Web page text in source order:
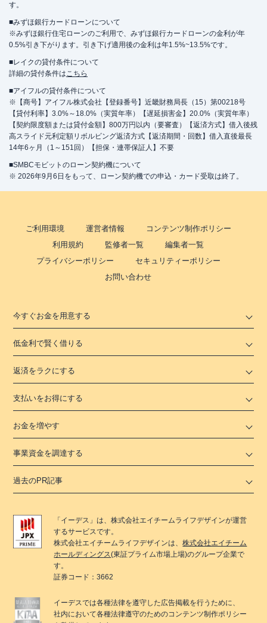
す。
■みずほ銀行カードローンについて
※みずほ銀行住宅ローンのご利用で、みずほ銀行カードローンの金利が年
0.5%引き下がります。引き下げ適用後の金利は年1.5%~13.5%です。
■レイクの貸付条件について
詳細の貸付条件はこちら
■アイフルの貸付条件について
※【商号】アイフル株式会社【登録番号】近畿財務局長（15）第00218号
【貸付利率】3.0%～18.0%（実質年率）【遅延損害金】20.0%（実質年率）
【契約限度額または貸付金額】800万円以内（要審査）【返済方式】借入後残
高スライド元利定額リボルビング返済方式【返済期間・回数】借入直後最長
14年6ヶ月（1～151回）【担保・連帯保証人】不要
■SMBCモビットのローン契約機について
※ 2026年9月6日をもって、ローン契約機での申込・カード受取は終了。
ご利用環境 運営者情報
コンテンツ制作ポリシー
利用規約
監修者一覧
編集者一覧
プライバシーポリシー
セキュリティーポリシー
お問い合わせ
今すぐお金を用意する
低金利で賢く借りる
返済をラクにする
支払いをお得にする
お金を増やす
事業資金を調達する
過去のPR記事
「 イーデス 」は、株式会社エイチームライフデザインが運営
するサービスです。
株式会社エイチームライフデザインは、株式会社エイチーム
ホールディングス(東証プライム市場上場)のグループ企業で
す。
証券コード：3662
イーデスでは各種法律を遵守した広告掲載を行うために、
社内において各種法律遵守のためのコンテンツ制作ポリシー